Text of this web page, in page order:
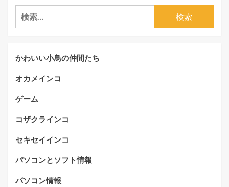
検
索:
かわいい小鳥の仲間たち
オカメインコ
ゲーム
コザクラインコ
セキセイインコ
パソコンとソフト情報
パソコン情報